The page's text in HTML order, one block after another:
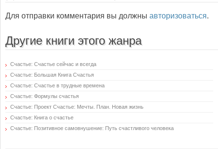
Для отправки комментария вы должны авторизоваться.
Другие книги этого жанра
Счастье: Счастье сейчас и всегда
Счастье: Большая Книга Счастья
Счастье: Счастье в трудные времена
Счастье: Формулы счастья
Счастье: Проект Счастье: Мечты. План. Новая жизнь
Счастье: Книга о счастье
Счастье: Позитивное самовнушение: Путь счастливого человека